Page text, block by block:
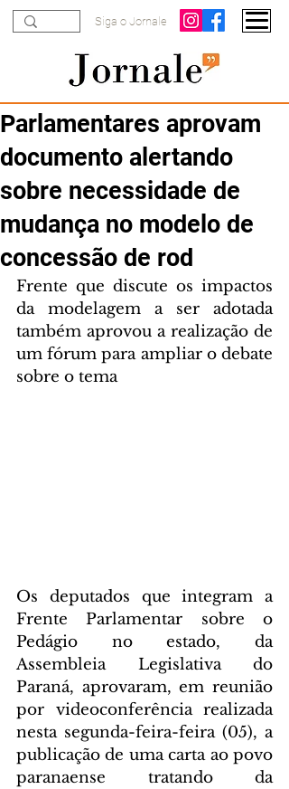
Siga o Jornale
Parlamentares aprovam
documento alertando
sobre necessidade de
mudança no modelo de
concessão de rod
Frente que discute os impactos
da modelagem a ser adotada
também aprovou a realização de
um fórum para ampliar o debate
sobre o tema
Os deputados que integram a
Frente Parlamentar sobre o
Pedágio no estado, da
Assembleia Legislativa do
Paraná, aprovaram, em reunião
por videoconferência realizada
nesta segunda-feira-feira (05), a
publicação de uma carta ao povo
paranaense tratando da